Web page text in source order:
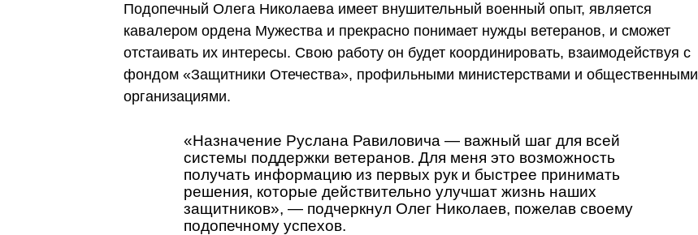
Подопечный Олега Николаева имеет внушительный военный опыт, является
кавалером ордена Мужества и прекрасно понимает нужды ветеранов, и сможет
отстаивать их интересы. Свою работу он будет координировать, взаимодействуя с
фондом «Защитники Отечества», профильными министерствами и общественными
организациями.
«Назначение Руслана Равиловича — важный шаг для всей
системы поддержки ветеранов. Для меня это возможность
получать информацию из первых рук и быстрее принимать
решения, которые действительно улучшат жизнь наших
защитников», — подчеркнул Олег Николаев, пожелав своему
подопечному успехов.